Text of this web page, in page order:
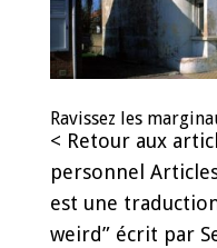
Ravissez les
< Retour aux
personnel
est une
weird” écrit par